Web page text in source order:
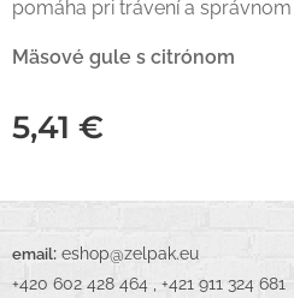
pomáha pri trávení a
Mäsové gule s citrónom
5,41 €
email:
+420 602 428 464 , +421 911 324 681